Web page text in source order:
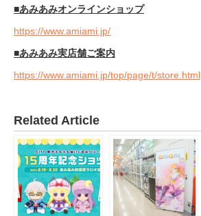
■あみあみオンラインショップ
https://www.amiami.jp/
■あみあみ実店舗ご案内
https://www.amiami.jp/top/page/t/store.html
Related Article